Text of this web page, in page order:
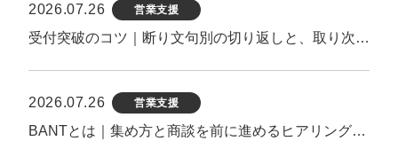
2026.07.26 営業支援
受付突破のコツ｜断り文句別の切り返しと、取り次がれる第一声のつくり方
2026.07.26 営業支援
BANTとは｜集め方と商談を前に進めるヒアリング方法